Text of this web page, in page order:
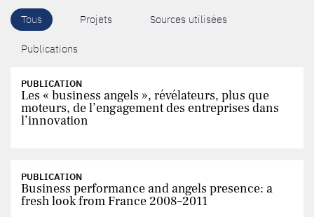
Tous Projets Sources utilisées
Publications
PUBLICATION
Les « business angels », révélateurs, plus que
moteurs, de l’engagement des entreprises dans
l’innovation
PUBLICATION
Business performance and angels presence: a
fresh look from France 2008–2011